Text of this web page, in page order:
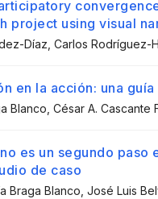
project using visual
Díaz , Carlos Rodríguez-
en la acción: una
Blanco , César A. Cascante
es un segundo
de caso
Braga Blanco , José Luis